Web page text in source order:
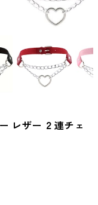
レザー ２連チェ